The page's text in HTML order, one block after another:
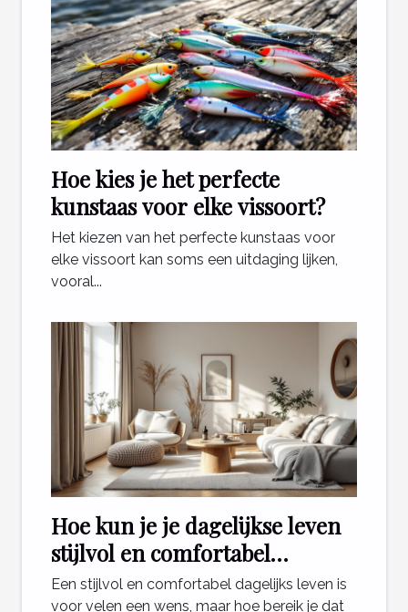
Hoe kies je het perfecte
kunstaas voor elke vissoort?
Het kiezen van het perfecte kunstaas voor
elke vissoort kan soms een uitdaging lijken,
vooral...
Hoe kun je je dagelijkse leven
stijlvol en comfortabel
inrichten?
Een stijlvol en comfortabel dagelijks leven is
voor velen een wens, maar hoe bereik je dat